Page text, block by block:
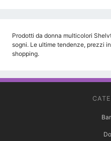
Prodotti da donna multicolori
sogni. Le ultime tendenze, prezzi
shopping.